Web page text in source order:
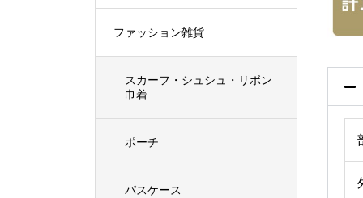
ファッション雑貨
スカーフ・シュシュ・リボン
巾着
ポーチ
パスケース